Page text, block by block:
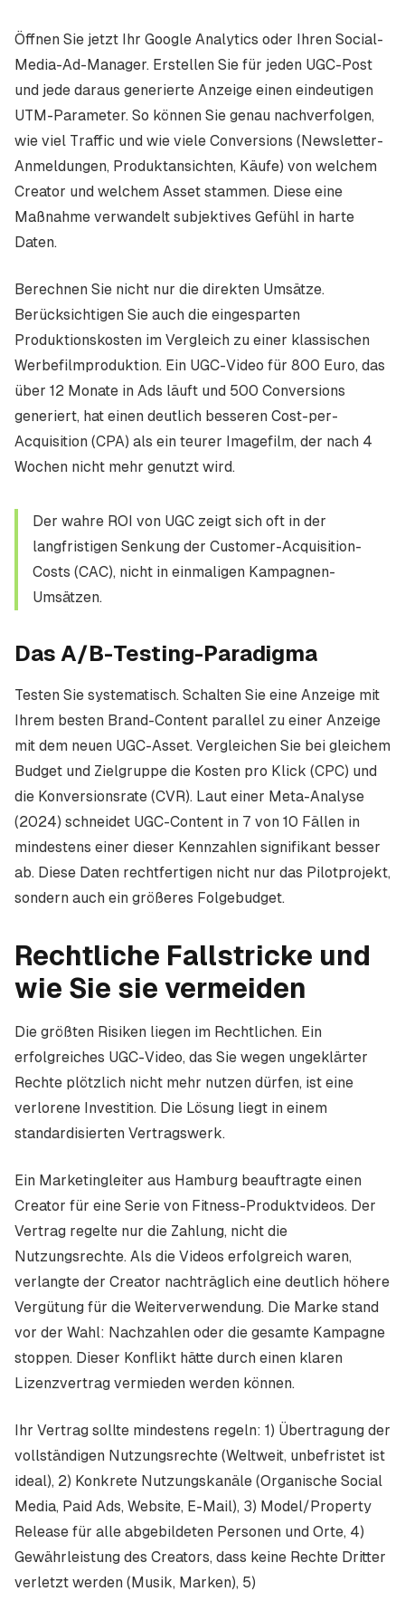
Öffnen Sie jetzt Ihr Google Analytics oder Ihren Social-
Media-Ad-Manager. Erstellen Sie für jeden UGC-Post
und jede daraus generierte Anzeige einen eindeutigen
UTM-Parameter. So können Sie genau nachverfolgen,
wie viel Traffic und wie viele Conversions (Newsletter-
Anmeldungen, Produktansichten, Käufe) von welchem
Creator und welchem Asset stammen. Diese eine
Maßnahme verwandelt subjektives Gefühl in harte
Daten.
Berechnen Sie nicht nur die direkten Umsätze.
Berücksichtigen Sie auch die eingesparten
Produktionskosten im Vergleich zu einer klassischen
Werbefilmproduktion. Ein UGC-Video für 800 Euro, das
über 12 Monate in Ads läuft und 500 Conversions
generiert, hat einen deutlich besseren Cost-per-
Acquisition (CPA) als ein teurer Imagefilm, der nach 4
Wochen nicht mehr genutzt wird.
Der wahre ROI von UGC zeigt sich oft in der
langfristigen Senkung der Customer-Acquisition-
Costs (CAC), nicht in einmaligen Kampagnen-
Umsätzen.
Das A/B-Testing-Paradigma
Testen Sie systematisch. Schalten Sie eine Anzeige mit
Ihrem besten Brand-Content parallel zu einer Anzeige
mit dem neuen UGC-Asset. Vergleichen Sie bei gleichem
Budget und Zielgruppe die Kosten pro Klick (CPC) und
die Konversionsrate (CVR). Laut einer Meta-Analyse
(2024) schneidet UGC-Content in 7 von 10 Fällen in
mindestens einer dieser Kennzahlen signifikant besser
ab. Diese Daten rechtfertigen nicht nur das Pilotprojekt,
sondern auch ein größeres Folgebudget.
Rechtliche Fallstricke und
wie Sie sie vermeiden
Die größten Risiken liegen im Rechtlichen. Ein
erfolgreiches UGC-Video, das Sie wegen ungeklärter
Rechte plötzlich nicht mehr nutzen dürfen, ist eine
verlorene Investition. Die Lösung liegt in einem
standardisierten Vertragswerk.
Ein Marketingleiter aus Hamburg beauftragte einen
Creator für eine Serie von Fitness-Produktvideos. Der
Vertrag regelte nur die Zahlung, nicht die
Nutzungsrechte. Als die Videos erfolgreich waren,
verlangte der Creator nachträglich eine deutlich höhere
Vergütung für die Weiterverwendung. Die Marke stand
vor der Wahl: Nachzahlen oder die gesamte Kampagne
stoppen. Dieser Konflikt hätte durch einen klaren
Lizenzvertrag vermieden werden können.
Ihr Vertrag sollte mindestens regeln: 1) Übertragung der
vollständigen Nutzungsrechte (Weltweit, unbefristet ist
ideal), 2) Konkrete Nutzungskanäle (Organische Social
Media, Paid Ads, Website, E-Mail), 3) Model/Property
Release für alle abgebildeten Personen und Orte, 4)
Gewährleistung des Creators, dass keine Rechte Dritter
verletzt werden (Musik, Marken), 5)